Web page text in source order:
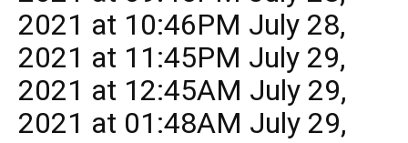
2021 at 10:46PM July 28,
2021 at 11:45PM July 29,
2021 at 12:45AM July 29,
2021 at 01:48AM July 29,